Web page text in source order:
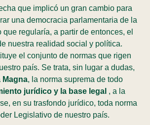
que implicó un gran cambio para
una democracia parlamentaria de la
que regularía, a partir de entonces, el
nuestra realidad social y política.
el conjunto de normas que rigen
país. Se trata, sin lugar a dudas,
Magna, la norma suprema de todo
jurídico y la base legal , a la
en su trasfondo jurídico, toda norma
Legislativo de nuestro país.